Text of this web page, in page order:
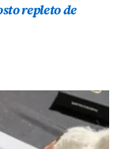
repleto de